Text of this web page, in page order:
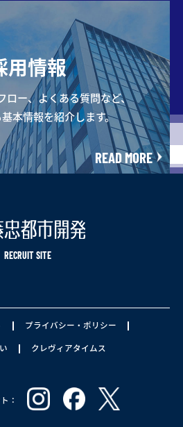
用情報
ロー、よくある質問など、
本情報を紹介します。
READ MORE
RECRUIT SITE
プライバシー・ポリシー
クレヴィアタイムス
：